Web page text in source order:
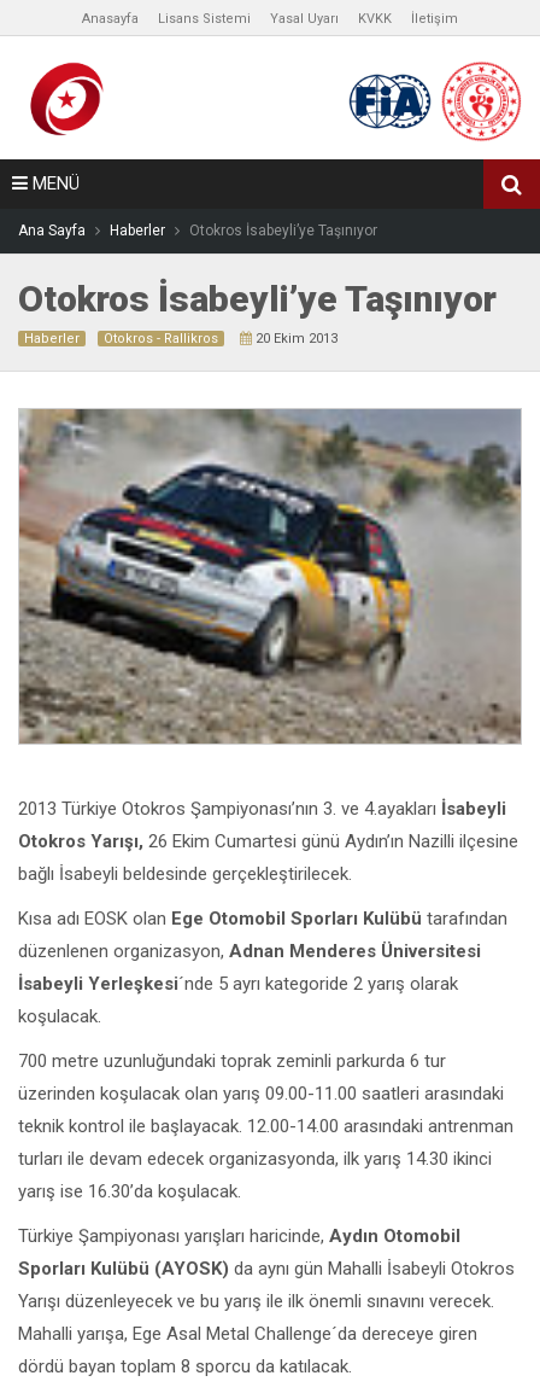
Anasayfa Lisans Sistemi Yasal Uyarı KVKK İletişim
MENÜ
Ana Sayfa Haberler Otokros İsabeyli’ye Taşınıyor
Otokros İsabeyli’ye Taşınıyor
Haberler Otokros - Rallikros 20 Ekim 2013
2013 Türkiye Otokros Şampiyonası’nın 3. ve 4.ayakları İsabeyli
Otokros Yarışı, 26 Ekim Cumartesi günü Aydın’ın Nazilli ilçesine
bağlı İsabeyli beldesinde gerçekleştirilecek.
Kısa adı EOSK olan Ege Otomobil Sporları Kulübü tarafından
düzenlenen organizasyon, Adnan Menderes Üniversitesi
İsabeyli Yerleşkesi´nde 5 ayrı kategoride 2 yarış olarak
koşulacak.
700 metre uzunluğundaki toprak zeminli parkurda 6 tur
üzerinden koşulacak olan yarış 09.00-11.00 saatleri arasındaki
teknik kontrol ile başlayacak. 12.00-14.00 arasındaki antrenman
turları ile devam edecek organizasyonda, ilk yarış 14.30 ikinci
yarış ise 16.30’da koşulacak.
Türkiye Şampiyonası yarışları haricinde, Aydın Otomobil
Sporları Kulübü (AYOSK) da aynı gün Mahalli İsabeyli Otokros
Yarışı düzenleyecek ve bu yarış ile ilk önemli sınavını verecek.
Mahalli yarışa, Ege Asal Metal Challenge´da dereceye giren
dördü bayan toplam 8 sporcu da katılacak.